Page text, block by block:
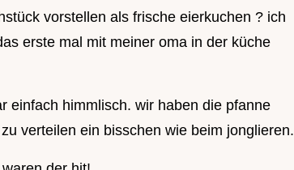
vorstellen als frische eierkuchen ? ich
erste mal mit meiner oma in der küche
einfach himmlisch. wir haben die pfanne
verteilen ein bisschen wie beim jonglieren.